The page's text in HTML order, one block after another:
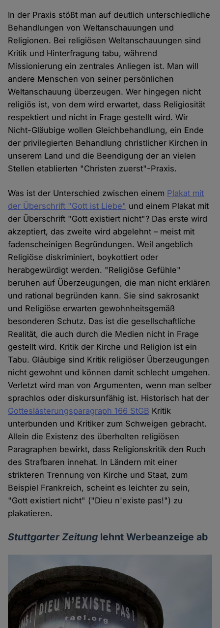
In der Praxis stößt man auf deutlich unterschiedliche
Behandlungen von Weltanschauungen und
Religionen. Bei religiösen Weltanschauungen sind
Kritik und Hinterfragung tabu, während
Missionierung ein zentrales Anliegen ist. Man will
andere Menschen von seiner persönlichen
Weltanschauung überzeugen. Wer hingegen nicht
religiös ist, von dem wird erwartet, dass Religiosität
respektiert und nicht in Frage gestellt wird. Wir
Nicht-Gläubige wollen Gleichbehandlung, ein Ende
der privilegierten Behandlung christlicher Kirchen in
unserem Land und die Beendigung der an vielen
Stellen etablierten "Christen zuerst"-Praxis.
Was ist der Unterschied zwischen einem Plakat mit
der Überschrift "Gott ist Liebe" und einem Plakat mit
der Überschrift "Gott existiert nicht"? Das erste wird
akzeptiert, das zweite wird abgelehnt – meist mit
fadenscheinigen Begründungen. Weil angeblich
Religiöse diskriminiert, boykottiert oder
herabgewürdigt werden. "Religiöse Gefühle"
beruhen auf Überzeugungen, die man nicht erklären
und rational begründen kann. Sie sind sakrosankt
und Religiöse erwarten gewohnheitsgemäß
besonderen Schutz. Das ist die gesellschaftliche
Realität, die auch durch die Medien nicht in Frage
gestellt wird. Kritik der Kirche und Religion ist ein
Tabu. Gläubige sind Kritik religiöser Überzeugungen
nicht gewohnt und können damit schlecht umgehen.
Verletzt wird man von Argumenten, wenn man selber
sprachlos oder diskursunfähig ist. Historisch hat der
Gotteslästerungsparagraph 166 StGB Kritik
unterbunden und Kritiker zum Schweigen gebracht.
Allein die Existenz des überholten religiösen
Paragraphen bewirkt, dass Religionskritik den Ruch
des Strafbaren innehat. In Ländern mit einer
strikteren Trennung von Kirche und Staat, zum
Beispiel Frankreich, scheint es leichter zu sein,
"Gott existiert nicht" ("Dieu n'existe pas!") zu
plakatieren.
Stuttgarter Zeitung lehnt Werbeanzeige ab